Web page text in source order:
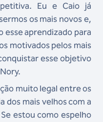
Eu e Caio já
os mais novos e,
aprendizado para
motivados pelos mais
esse objetivo
muito legal entre os
dos mais velhos com a
estou como espelho